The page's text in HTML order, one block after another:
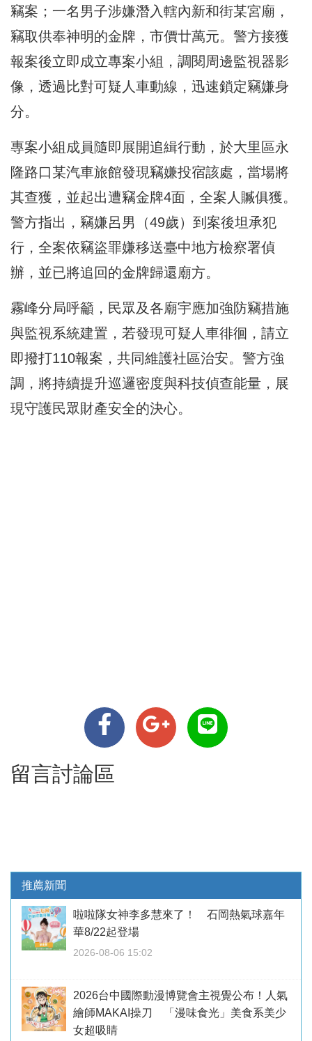
竊案； 一名男子涉嫌潛入轄內新和街某宮廟，
竊取供奉神明的金牌， 市價廿萬元。警方接獲
報案後立即成立專案小組， 調閱周邊監視器影
像，透過比對可疑人車動線，迅速鎖定竊嫌身
分。
專案小組成員隨即展開追緝行動， 於大里區永
隆路口某汽車旅館發現竊嫌投宿該處，當場將
其查獲， 並起出遭竊金牌4面，全案人贓俱獲。
警方指出，竊嫌呂男（49歲）到案後坦承犯
行， 全案依竊盜罪嫌移送臺中地方檢察署偵
辦， 並已將追回的金牌歸還廟方。
霧峰分局呼籲，民眾及各廟宇應加強防竊措施
與監視系統建置， 若發現可疑人車徘徊，請立
即撥打110報案，共同維護社區治安。 警方強
調，將持續提升巡邏密度與科技偵查能量， 展
現守護民眾財產安全的決心。
留言討論區
推薦新聞
啦啦隊女神李多慧來了！ 石岡熱氣球嘉年
華8/22起登場
2026-08-06 15:02
2026台中國際動漫博覽會主視覺公布！人氣
繪師MAKAI操刀 「漫味食光」美食系美少
女超吸睛